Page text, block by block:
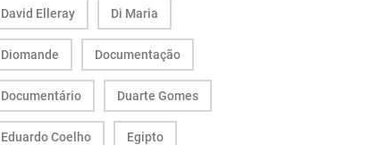
David Elleray Di Maria
Diomande Documentação
Documentário Duarte Gomes
Eduardo Coelho Egipto